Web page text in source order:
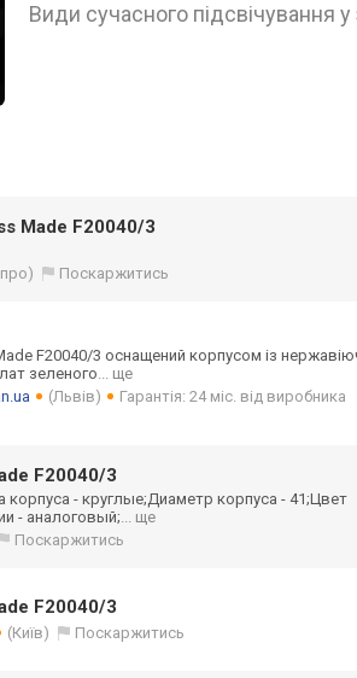
Види сучасного підсвічування
Made F20040/3
Поскаржитись
F20040/3 оснащений корпусом із
зеленого... ще
(Львів)
Гарантія: 24 міс. від виробника
F20040/3
корпуса - круглые;Диаметр корпуса - 41;Цвет
- аналоговый;... ще
Поскаржитись
F20040/3
(Київ) Поскаржитись